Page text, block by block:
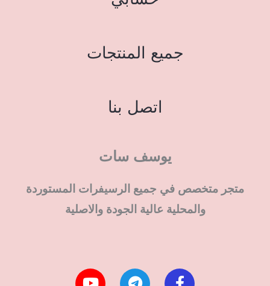
جميع المنتجات
اتصل بنا
يوسف سات
متجر متخصص في جميع الرسيفرات المستوردة
والمحلية عالية الجودة والاصلية